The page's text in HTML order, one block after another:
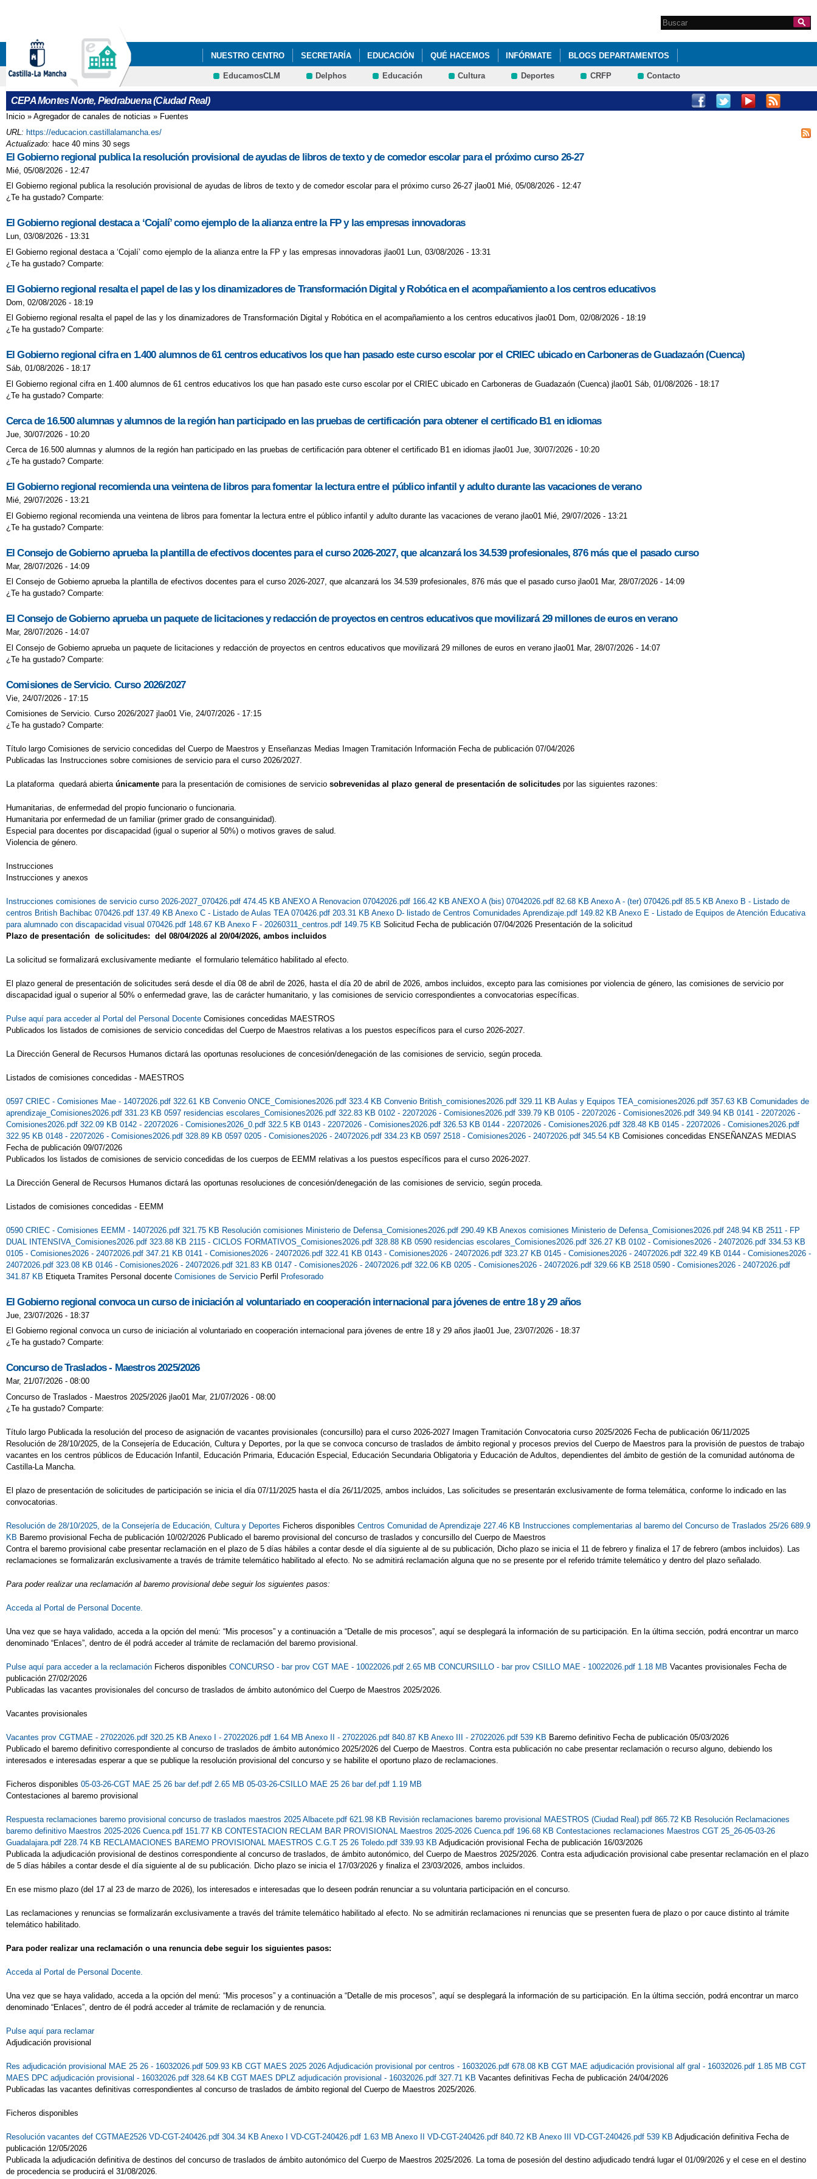
Formulario de
búsqueda
Search this site
NUESTRO CENTRO SECRETARÍA EDUCACIÓN QUÉ HACEMOS INFÓRMATE BLOGS DEPARTAMENTOS
EducamosCLM Delphos Educación Cultura Deportes CRFP Contacto
CEPA Montes Norte, Piedrabuena (Ciudad Real)
Se encuentra usted aquí
Inicio » Agregador de canales de noticias » Fuentes
URL: https://educacion.castillalamancha.es/
Actualizado: hace 40 mins 30 segs
El Gobierno regional publica la resolución provisional de ayudas de libros de texto y de comedor escolar para el próximo curso 26-27
Mié, 05/08/2026 - 12:47
El Gobierno regional publica la resolución provisional de ayudas de libros de texto y de comedor escolar para el próximo curso 26-27 jlao01 Mié, 05/08/2026 - 12:47
¿Te ha gustado? Comparte:
El Gobierno regional destaca a ‘Cojalí’ como ejemplo de la alianza entre la FP y las empresas innovadoras
Lun, 03/08/2026 - 13:31
El Gobierno regional destaca a ‘Cojalí’ como ejemplo de la alianza entre la FP y las empresas innovadoras jlao01 Lun, 03/08/2026 - 13:31
¿Te ha gustado? Comparte:
El Gobierno regional resalta el papel de las y los dinamizadores de Transformación Digital y Robótica en el acompañamiento a los centros educativos
Dom, 02/08/2026 - 18:19
El Gobierno regional resalta el papel de las y los dinamizadores de Transformación Digital y Robótica en el acompañamiento a los centros educativos jlao01 Dom, 02/08/2026 - 18:19
¿Te ha gustado? Comparte:
El Gobierno regional cifra en 1.400 alumnos de 61 centros educativos los que han pasado este curso escolar por el CRIEC ubicado en Carboneras de Guadazaón (Cuenca)
Sáb, 01/08/2026 - 18:17
El Gobierno regional cifra en 1.400 alumnos de 61 centros educativos los que han pasado este curso escolar por el CRIEC ubicado en Carboneras de Guadazaón (Cuenca) jlao01 Sáb, 01/08/2026 - 18:17
¿Te ha gustado? Comparte:
Cerca de 16.500 alumnas y alumnos de la región han participado en las pruebas de certificación para obtener el certificado B1 en idiomas
Jue, 30/07/2026 - 10:20
Cerca de 16.500 alumnas y alumnos de la región han participado en las pruebas de certificación para obtener el certificado B1 en idiomas jlao01 Jue, 30/07/2026 - 10:20
¿Te ha gustado? Comparte:
El Gobierno regional recomienda una veintena de libros para fomentar la lectura entre el público infantil y adulto durante las vacaciones de verano
Mié, 29/07/2026 - 13:21
El Gobierno regional recomienda una veintena de libros para fomentar la lectura entre el público infantil y adulto durante las vacaciones de verano jlao01 Mié, 29/07/2026 - 13:21
¿Te ha gustado? Comparte:
El Consejo de Gobierno aprueba la plantilla de efectivos docentes para el curso 2026-2027, que alcanzará los 34.539 profesionales, 876 más que el pasado curso
Mar, 28/07/2026 - 14:09
El Consejo de Gobierno aprueba la plantilla de efectivos docentes para el curso 2026-2027, que alcanzará los 34.539 profesionales, 876 más que el pasado curso jlao01 Mar, 28/07/2026 - 14:09
¿Te ha gustado? Comparte:
El Consejo de Gobierno aprueba un paquete de licitaciones y redacción de proyectos en centros educativos que movilizará 29 millones de euros en verano
Mar, 28/07/2026 - 14:07
El Consejo de Gobierno aprueba un paquete de licitaciones y redacción de proyectos en centros educativos que movilizará 29 millones de euros en verano jlao01 Mar, 28/07/2026 - 14:07
¿Te ha gustado? Comparte:
Comisiones de Servicio. Curso 2026/2027
Vie, 24/07/2026 - 17:15
Comisiones de Servicio. Curso 2026/2027 jlao01 Vie, 24/07/2026 - 17:15
¿Te ha gustado? Comparte:
Título largo Comisiones de servicio concedidas del Cuerpo de Maestros y Enseñanzas Medias Imagen Tramitación Información Fecha de publicación 07/04/2026
Publicadas las Instrucciones sobre comisiones de servicio para el curso 2026/2027.
La plataforma quedará abierta únicamente para la presentación de comisiones de servicio sobrevenidas al plazo general de presentación de solicitudes por las siguientes razones:
Humanitarias, de enfermedad del propio funcionario o funcionaria.
Humanitaria por enfermedad de un familiar (primer grado de consanguinidad).
Especial para docentes por discapacidad (igual o superior al 50%) o motivos graves de salud.
Violencia de género.
Instrucciones
Instrucciones y anexos
Instrucciones comisiones de servicio curso 2026-2027_070426.pdf 474.45 KB ANEXO A Renovacion 07042026.pdf 166.42 KB ANEXO A (bis) 07042026.pdf 82.68 KB Anexo A - (ter) 070426.pdf 85.5 KB Anexo B - Listado de
centros British Bachibac 070426.pdf 137.49 KB Anexo C - Listado de Aulas TEA 070426.pdf 203.31 KB Anexo D- listado de Centros Comunidades Aprendizaje.pdf 149.82 KB Anexo E - Listado de Equipos de Atención Educativa
para alumnado con discapacidad visual 070426.pdf 148.67 KB Anexo F - 20260311_centros.pdf 149.75 KB Solicitud Fecha de publicación 07/04/2026 Presentación de la solicitud
Plazo de presentación de solicitudes: del 08/04/2026 al 20/04/2026, ambos incluidos
La solicitud se formalizará exclusivamente mediante el formulario telemático habilitado al efecto.
El plazo general de presentación de solicitudes será desde el día 08 de abril de 2026, hasta el día 20 de abril de 2026, ambos incluidos, excepto para las comisiones por violencia de género, las comisiones de servicio por
discapacidad igual o superior al 50% o enfermedad grave, las de carácter humanitario, y las comisiones de servicio correspondientes a convocatorias específicas.
Pulse aquí para acceder al Portal del Personal Docente Comisiones concedidas MAESTROS
Publicados los listados de comisiones de servicio concedidas del Cuerpo de Maestros relativas a los puestos específicos para el curso 2026-2027.
La Dirección General de Recursos Humanos dictará las oportunas resoluciones de concesión/denegación de las comisiones de servicio, según proceda.
Listados de comisiones concedidas - MAESTROS
0597 CRIEC - Comisiones Mae - 14072026.pdf 322.61 KB Convenio ONCE_Comisiones2026.pdf 323.4 KB Convenio British_comisiones2026.pdf 329.11 KB Aulas y Equipos TEA_comisiones2026.pdf 357.63 KB Comunidades de
aprendizaje_Comisiones2026.pdf 331.23 KB 0597 residencias escolares_Comisiones2026.pdf 322.83 KB 0102 - 22072026 - Comisiones2026.pdf 339.79 KB 0105 - 22072026 - Comisiones2026.pdf 349.94 KB 0141 - 22072026 -
Comisiones2026.pdf 322.09 KB 0142 - 22072026 - Comisiones2026_0.pdf 322.5 KB 0143 - 22072026 - Comisiones2026.pdf 326.53 KB 0144 - 22072026 - Comisiones2026.pdf 328.48 KB 0145 - 22072026 - Comisiones2026.pdf
322.95 KB 0148 - 22072026 - Comisiones2026.pdf 328.89 KB 0597 0205 - Comisiones2026 - 24072026.pdf 334.23 KB 0597 2518 - Comisiones2026 - 24072026.pdf 345.54 KB Comisiones concedidas ENSEÑANZAS MEDIAS
Fecha de publicación 09/07/2026
Publicados los listados de comisiones de servicio concedidas de los cuerpos de EEMM relativas a los puestos específicos para el curso 2026-2027.
La Dirección General de Recursos Humanos dictará las oportunas resoluciones de concesión/denegación de las comisiones de servicio, según proceda.
Listados de comisiones concedidas - EEMM
0590 CRIEC - Comisiones EEMM - 14072026.pdf 321.75 KB Resolución comisiones Ministerio de Defensa_Comisiones2026.pdf 290.49 KB Anexos comisiones Ministerio de Defensa_Comisiones2026.pdf 248.94 KB 2511 - FP
DUAL INTENSIVA_Comisiones2026.pdf 323.88 KB 2115 - CICLOS FORMATIVOS_Comisiones2026.pdf 328.88 KB 0590 residencias escolares_Comisiones2026.pdf 326.27 KB 0102 - Comisiones2026 - 24072026.pdf 334.53 KB
0105 - Comisiones2026 - 24072026.pdf 347.21 KB 0141 - Comisiones2026 - 24072026.pdf 322.41 KB 0143 - Comisiones2026 - 24072026.pdf 323.27 KB 0145 - Comisiones2026 - 24072026.pdf 322.49 KB 0144 - Comisiones2026 -
24072026.pdf 323.08 KB 0146 - Comisiones2026 - 24072026.pdf 321.83 KB 0147 - Comisiones2026 - 24072026.pdf 322.06 KB 0205 - Comisiones2026 - 24072026.pdf 329.66 KB 2518 0590 - Comisiones2026 - 24072026.pdf
341.87 KB Etiqueta Tramites Personal docente Comisiones de Servicio Perfil Profesorado
El Gobierno regional convoca un curso de iniciación al voluntariado en cooperación internacional para jóvenes de entre 18 y 29 años
Jue, 23/07/2026 - 18:37
El Gobierno regional convoca un curso de iniciación al voluntariado en cooperación internacional para jóvenes de entre 18 y 29 años jlao01 Jue, 23/07/2026 - 18:37
¿Te ha gustado? Comparte:
Concurso de Traslados - Maestros 2025/2026
Mar, 21/07/2026 - 08:00
Concurso de Traslados - Maestros 2025/2026 jlao01 Mar, 21/07/2026 - 08:00
¿Te ha gustado? Comparte:
Título largo Publicada la resolución del proceso de asignación de vacantes provisionales (concursillo) para el curso 2026-2027 Imagen Tramitación Convocatoria curso 2025/2026 Fecha de publicación 06/11/2025
Resolución de 28/10/2025, de la Consejería de Educación, Cultura y Deportes, por la que se convoca concurso de traslados de ámbito regional y procesos previos del Cuerpo de Maestros para la provisión de puestos de trabajo
vacantes en los centros públicos de Educación Infantil, Educación Primaria, Educación Especial, Educación Secundaria Obligatoria y Educación de Adultos, dependientes del ámbito de gestión de la comunidad autónoma de
Castilla-La Mancha.
El plazo de presentación de solicitudes de participación se inicia el día 07/11/2025 hasta el día 26/11/2025, ambos incluidos, Las solicitudes se presentarán exclusivamente de forma telemática, conforme lo indicado en las
convocatorias.
Resolución de 28/10/2025, de la Consejería de Educación, Cultura y Deportes Ficheros disponibles Centros Comunidad de Aprendizaje 227.46 KB Instrucciones complementarias al baremo del Concurso de Traslados 25/26 689.9
KB Baremo provisional Fecha de publicación 10/02/2026 Publicado el baremo provisional del concurso de traslados y concursillo del Cuerpo de Maestros
Contra el baremo provisional cabe presentar reclamación en el plazo de 5 días hábiles a contar desde el día siguiente al de su publicación, Dicho plazo se inicia el 11 de febrero y finaliza el 17 de febrero (ambos incluidos). Las
reclamaciones se formalizarán exclusivamente a través de trámite telemático habilitado al efecto. No se admitirá reclamación alguna que no se presente por el referido trámite telemático y dentro del plazo señalado.
Para poder realizar una reclamación al baremo provisional debe seguir los siguientes pasos:
Acceda al Portal de Personal Docente.
Una vez que se haya validado, acceda a la opción del menú: “Mis procesos” y a continuación a “Detalle de mis procesos”, aquí se desplegará la información de su participación. En la última sección, podrá encontrar un marco
denominado “Enlaces”, dentro de él podrá acceder al trámite de reclamación del baremo provisional.
Pulse aquí para acceder a la reclamación Ficheros disponibles CONCURSO - bar prov CGT MAE - 10022026.pdf 2.65 MB CONCURSILLO - bar prov CSILLO MAE - 10022026.pdf 1.18 MB Vacantes provisionales Fecha de
publicación 27/02/2026
Publicadas las vacantes provisionales del concurso de traslados de ámbito autonómico del Cuerpo de Maestros 2025/2026.
Vacantes provisionales
Vacantes prov CGTMAE - 27022026.pdf 320.25 KB Anexo I - 27022026.pdf 1.64 MB Anexo II - 27022026.pdf 840.87 KB Anexo III - 27022026.pdf 539 KB Baremo definitivo Fecha de publicación 05/03/2026
Publicado el baremo definitivo correspondiente al concurso de traslados de ámbito autonómico 2025/2026 del Cuerpo de Maestros. Contra esta publicación no cabe presentar reclamación o recurso alguno, debiendo los
interesados e interesadas esperar a que se publique la resolución provisional del concurso y se habilite el oportuno plazo de reclamaciones.
Ficheros disponibles 05-03-26-CGT MAE 25 26 bar def.pdf 2.65 MB 05-03-26-CSILLO MAE 25 26 bar def.pdf 1.19 MB
Contestaciones al baremo provisional
Respuesta reclamaciones baremo provisional concurso de traslados maestros 2025 Albacete.pdf 621.98 KB Revisión reclamaciones baremo provisional MAESTROS (Ciudad Real).pdf 865.72 KB Resolución Reclamaciones
baremo definitivo Maestros 2025-2026 Cuenca.pdf 151.77 KB CONTESTACION RECLAM BAR PROVISIONAL Maestros 2025-2026 Cuenca.pdf 196.68 KB Contestaciones reclamaciones Maestros CGT 25_26-05-03-26
Guadalajara.pdf 228.74 KB RECLAMACIONES BAREMO PROVISIONAL MAESTROS C.G.T 25 26 Toledo.pdf 339.93 KB Adjudicación provisional Fecha de publicación 16/03/2026
Publicada la adjudicación provisional de destinos correspondiente al concurso de traslados, de ámbito autonómico, del Cuerpo de Maestros 2025/2026. Contra esta adjudicación provisional cabe presentar reclamación en el plazo
de 5 días hábiles a contar desde el día siguiente al de su publicación. Dicho plazo se inicia el 17/03/2026 y finaliza el 23/03/2026, ambos incluidos.
En ese mismo plazo (del 17 al 23 de marzo de 2026), los interesados e interesadas que lo deseen podrán renunciar a su voluntaria participación en el concurso.
Las reclamaciones y renuncias se formalizarán exclusivamente a través del trámite telemático habilitado al efecto. No se admitirán reclamaciones ni renuncias que se presenten fuera de plazo o por cauce distinto al trámite
telemático habilitado.
Para poder realizar una reclamación o una renuncia debe seguir los siguientes pasos:
Acceda al Portal de Personal Docente.
Una vez que se haya validado, acceda a la opción del menú: “Mis procesos” y a continuación a “Detalle de mis procesos”, aquí se desplegará la información de su participación. En la última sección, podrá encontrar un marco
denominado “Enlaces”, dentro de él podrá acceder al trámite de reclamación y de renuncia.
Pulse aquí para reclamar
Adjudicación provisional
Res adjudicación provisional MAE 25 26 - 16032026.pdf 509.93 KB CGT MAES 2025 2026 Adjudicación provisional por centros - 16032026.pdf 678.08 KB CGT MAE adjudicación provisional alf gral - 16032026.pdf 1.85 MB CGT
MAES DPC adjudicación provisional - 16032026.pdf 328.64 KB CGT MAES DPLZ adjudicación provisional - 16032026.pdf 327.71 KB Vacantes definitivas Fecha de publicación 24/04/2026
Publicadas las vacantes definitivas correspondientes al concurso de traslados de ámbito regional del Cuerpo de Maestros 2025/2026.
Ficheros disponibles
Resolución vacantes def CGTMAE2526 VD-CGT-240426.pdf 304.34 KB Anexo I VD-CGT-240426.pdf 1.63 MB Anexo II VD-CGT-240426.pdf 840.72 KB Anexo III VD-CGT-240426.pdf 539 KB Adjudicación definitiva Fecha de
publicación 12/05/2026
Publicada la adjudicación definitiva de destinos del concurso de traslados de ámbito autonómico del Cuerpo de Maestros 2025/2026. La toma de posesión del destino adjudicado tendrá lugar el 01/09/2026 y el cese en el destino
de procedencia se producirá el 31/08/2026.